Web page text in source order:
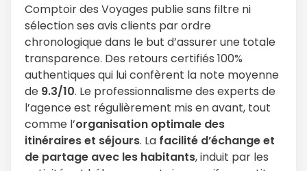
Comptoir des Voyages publie sans filtre ni
sélection ses avis clients par ordre
chronologique dans le but d’assurer une totale
transparence. Des retours certifiés 100%
authentiques qui lui confèrent la note moyenne
de 9.3/10. Le professionnalisme des experts de
l’agence est régulièrement mis en avant, tout
comme l’organisation optimale des
itinéraires et séjours. La facilité d’échange et
de partage avec les habitants, induit par les